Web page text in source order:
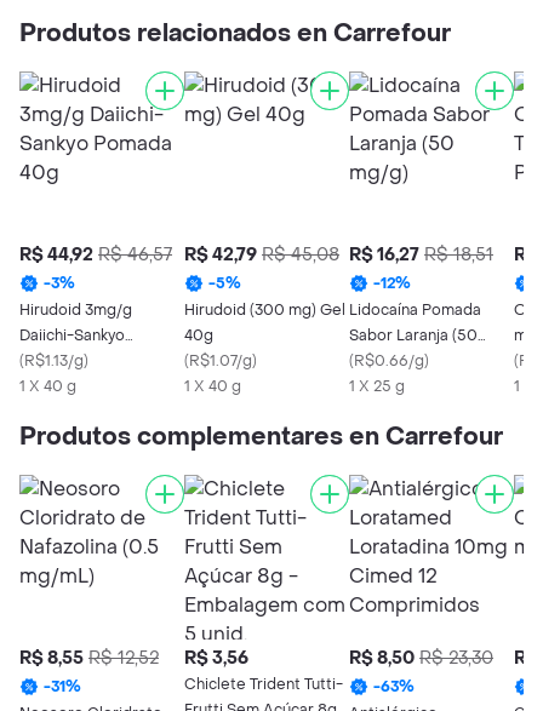
Produtos relacionados en Carrefour
R$ 44,92 R$ 46,57
-3%
Hirudoid 3mg/g
Daiichi-Sankyo
Pomada 40g
(R$1.13/g)
1 X 40 g
R$ 42,79 R$ 45,08
-5%
Hirudoid (300 mg) Gel
40g
(R$1.07/g)
1 X 40 g
R$ 16,27 R$ 18,51
-12%
Lidocaína Pomada
Sabor Laranja (50
mg/g)
(R$0.66/g)
1 X 25 g
R$
(
1 X
Produtos complementares en Carrefour
R$ 8,55 R$ 12,52
-31%
R$ 3,56
Chiclete Trident Tutti-
R$ 8,50 R$ 23,30
-63%
R$